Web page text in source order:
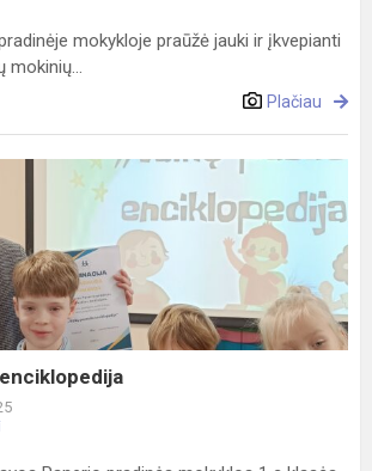
mokykloje praūžė jauki ir įkvepianti
mokinių...
Plačiau